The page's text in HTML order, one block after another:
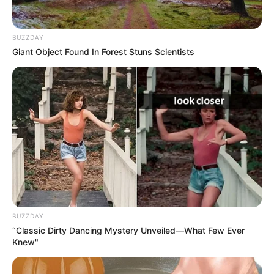
BUZZDAY
Giant Object Found In Forest Stuns Scientists
BUZZDAY
“Classic Dirty Dancing Mystery Unveiled—What Few Ever
Knew"